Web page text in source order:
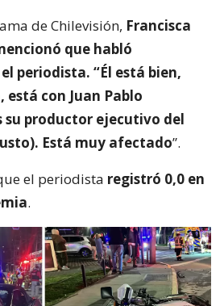
de Chilevisión, Francisca
que habló
periodista. “Él está bien,
está con Juan Pablo
su productor ejecutivo del
Está muy afectado”.
el periodista registró 0,0 en
.